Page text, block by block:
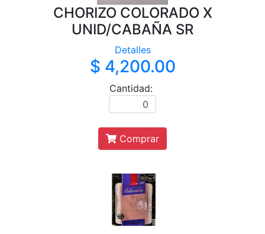
CHORIZO COLORADO X
UNID/CABAÑA SR
Detalles
$ 4,200.00
Cantidad:
Comprar